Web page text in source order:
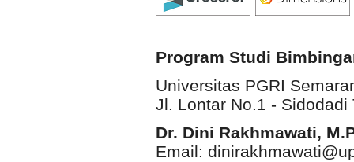
Program Studi
Universitas PGRI
Jl. Lontar No.1 - Sidodadi
Dr. Dini Rakhmawati,
Email: